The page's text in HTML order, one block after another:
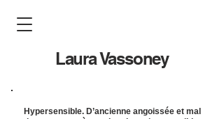
Laura Vassoney
Hypersensible. D’ancienne angoissée et mal